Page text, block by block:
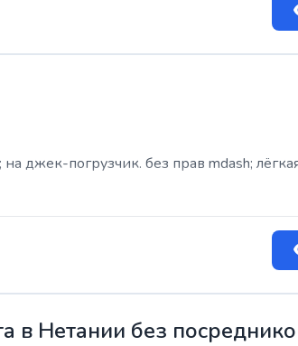
погрузчик. без прав mdash;
в Нетании без